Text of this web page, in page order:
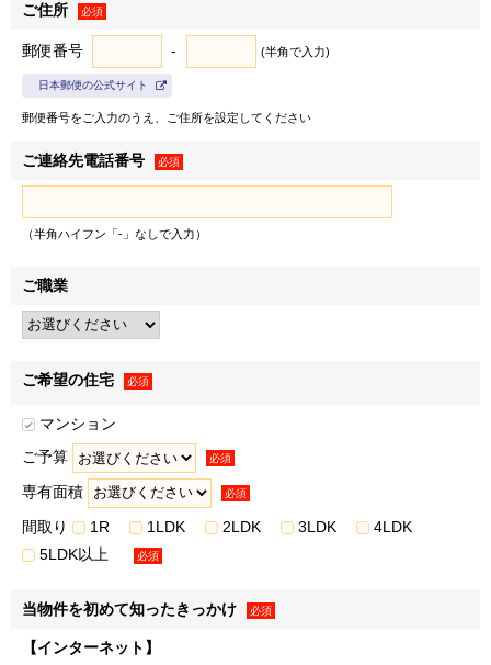
１．弊社の事業に関する商品・サービスの提供のため
＜例として、以下の利用目的が含まれます＞
• 郵便物・電子メール・電話等による営業活動
• 不動産に関するお客様との契約や取引の履行
• 不動産引渡し後のレジデンシャル・カスタマーサービス
の提供
メール・電話等による連絡、問い合わせ対応
食･住･遊･働に関わる商品・サービスの紹介
情報・特典の提供のため
• 各種セミナー・キャンペーン・イベントの案内
得した閲覧履歴やサービス利用履歴等の情報を分析し、お客
様の属性・興味関心を推定して出稿内容を変える広告手法）
の配信※3
• クーポン・サービス利用時の割引等の特典の提供
※1・※2・※3弊社または弊社のグループ各社が取得した
定した上での案内を含みます。上記の案内・配信・提供は電
等により行います。
ご住所 必須
郵便番号 - (半角で入力)
日本郵便の公式サイト
郵便番号をご入力のうえ、ご住所を設定してください
ご連絡先電話番号 必須
（半角ハイフン「-」なしで入力）
ご職業
ご希望の住宅 必須
マンション
ご予算
必須
専有面積 必須
間取り 1R 1LDK 2LDK 3LDK
4LDK
5LDK以上
必須
当物件を初めて知ったきっかけ 必須
【インターネット】